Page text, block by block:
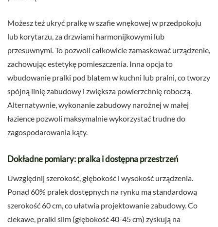
Możesz też ukryć pralkę w szafie wnękowej w przedpokoju
lub korytarzu, za drzwiami harmonijkowymi lub
przesuwnymi. To pozwoli całkowicie zamaskować urządzenie,
zachowując estetykę pomieszczenia. Inna opcja to
wbudowanie pralki pod blatem w kuchni lub pralni, co tworzy
spójną linię zabudowy i zwiększa powierzchnię roboczą.
Alternatywnie, wykonanie zabudowy narożnej w małej
łazience pozwoli maksymalnie wykorzystać trudne do
zagospodarowania kąty.
Dokładne pomiary: pralka i dostępna przestrzeń
Uwzględnij szerokość, głębokość i wysokość urządzenia.
Ponad 60% pralek dostępnych na rynku ma standardową
szerokość 60 cm, co ułatwia projektowanie zabudowy. Co
ciekawe, pralki slim (głębokość 40-45 cm) zyskują na